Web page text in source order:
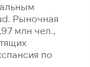
Рыночная
млн чел.,
по